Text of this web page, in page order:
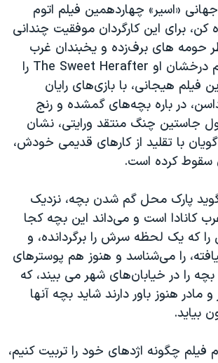
«اسیر» چهاردهمین فیلم اتوم
کن، برای این کارگردان موفقیت چندانی
حومه های برف‌زده و یخبندان غرب
کانادا، خاطره فیلم درخشان او The Sweet Herafter را
فیلم هیجانی، با بازی‌های رایان
داسن، در باره بچه‌های گمشده و رنج
جاستین چنگ منتقد ورایتی، نشان
با تقلید از کارهای قدیمی خودش،
سقوط کرده است.
پارک محل گم شدن بچه، نزدیک
کانادا است و می‌داند این بچه کجا
که یک لحظه سرش را برگردانده، و
را می‌شناسد و هنوز هم پوسترهای
را در خیابان‌های شهر می بیند، که
هنوز باور دارند شاید بچه آنها
بیاید.
چگونه اژدهای خود را تربیت کنیم،